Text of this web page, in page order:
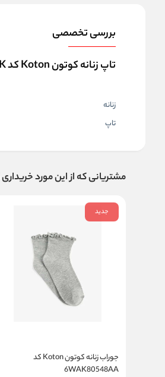
بررسی تخصصی
تاپ زنانه کوتون Koton کد 5SAK10020EK
زنانه
تاپ
مشتریانی که از این مورد
جدید
جوراب زنانه کوتون Koton کد
6WAK80548AA